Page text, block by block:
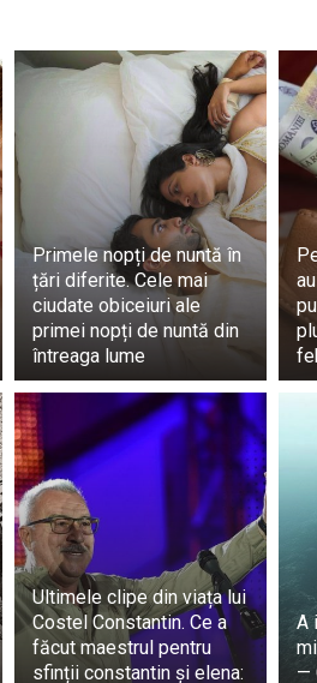
Primele nopți de nuntă în
țări diferite. Cele mai
ciudate obiceiuri ale
primei nopți de nuntă din
întreaga lume
Ultimele clipe din viața lui
Costel Constantin. Ce a
făcut maestrul pentru
sfinții constantin și elena:
A
—